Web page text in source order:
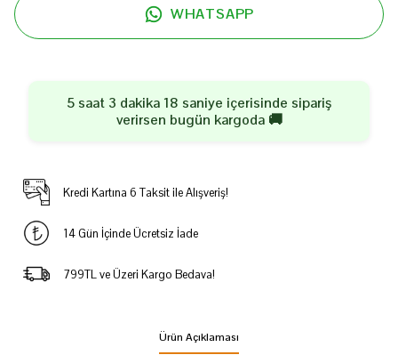
WHATSAPP
5 saat 3 dakika 18 saniye içerisinde sipariş
verirsen bugün kargoda 🚚
Kredi Kartına 6 Taksit ile Alışveriş!
14 Gün İçinde Ücretsiz İade
799TL ve Üzeri Kargo Bedava!
Ürün Açıklaması